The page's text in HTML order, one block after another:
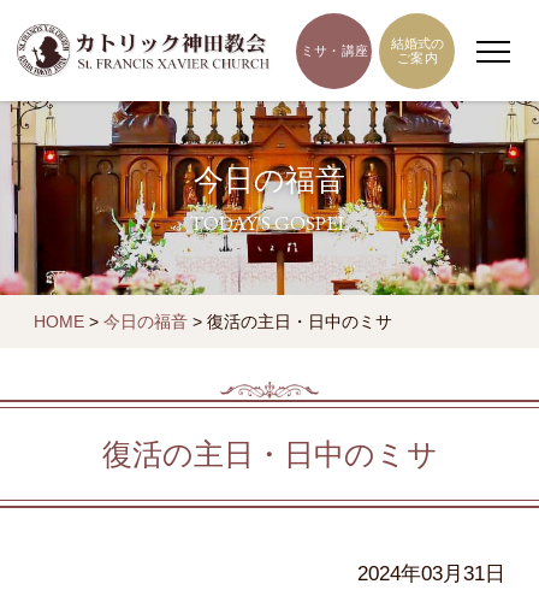
ミサ・講座
結婚式の
ご案内
今日の福音
TODAY'S GOSPEL
HOME > 今日の福音 > 復活の主日・日中のミサ
復活の主日・日中のミサ
2024年03月31日